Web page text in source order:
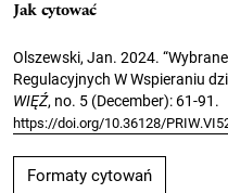
Jak cytować
Olszewski, Jan. 2024.
Regulacyjnych W Wspieraniu
WIĘŹ, no. 5 (December): 61-91.
https://doi.org/10.36128/
Formaty cytowań